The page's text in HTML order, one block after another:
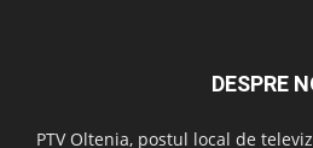
DESPRE
PTV Oltenia, postul local de